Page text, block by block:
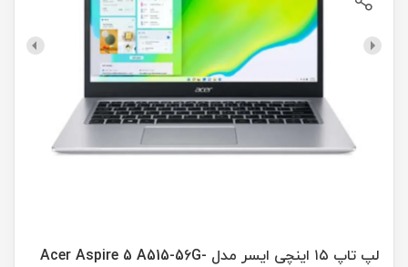
لپ تاپ ۱۵ اینچی ایسر مدل Acer Aspire 5 A515-56G-